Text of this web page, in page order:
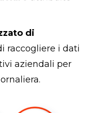
di
raccogliere i dati
aziendali per